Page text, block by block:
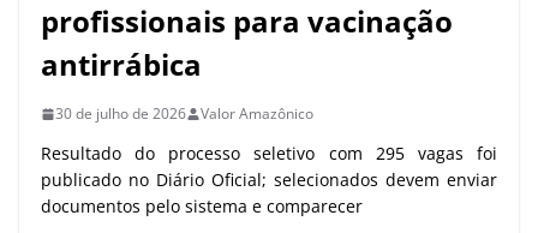
profissionais para vacinação
antirrábica
30 de julho de 2026 Valor Amazônico
Resultado do processo seletivo com 295 vagas foi
publicado no Diário Oficial; selecionados devem enviar
documentos pelo sistema e comparecer